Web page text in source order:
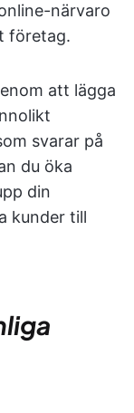
närvaro
företag.
att lägga
svarar på
du öka
din
kunder till